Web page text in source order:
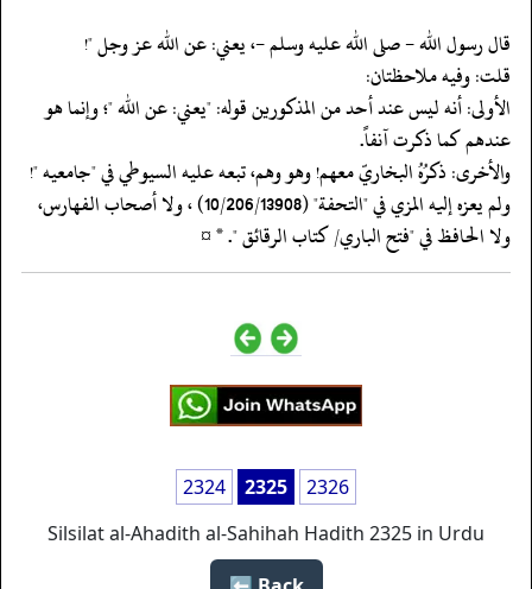
‏‏‏‏قال رسول الله - صلى الله عليه وسلم -، يعني: عن الله عز وجل "!
‏‏‏‏قلت: وفيه ملاحظتان:
‏‏‏‏الأولى: أنه ليس عند أحد من المذكورين قوله: "يعني: عن الله "؛ وإنما هو
عندهم كما ذكرت آنفاً.
‏‏‏‏والأخرى: ذكرُهُ البخاريّ معهم! وهو وهم، تبعه عليه السيوطي في "جامعيه "!
ولم يعزه إليه المزي في "التحفة" (10/206/13908) ، ولا أصحاب الفهارس،
ولا الحافظ في "فتح الباري/ كتاب الرقائق ". * ¤
2324 2325
2326
Silsilat al-Ahadith al-Sahihah Hadith 2325 in Urdu